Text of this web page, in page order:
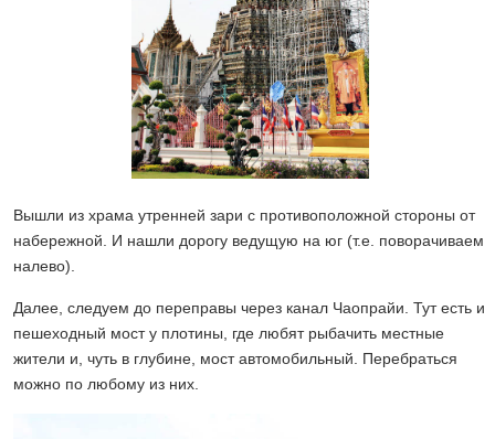
Вышли из храма утренней зари с противоположной стороны от
набережной. И нашли дорогу ведущую на юг (т.е. поворачиваем
налево).
Далее, следуем до переправы через канал Чаопрайи. Тут есть и
пешеходный мост у плотины, где любят рыбачить местные
жители и, чуть в глубине, мост автомобильный. Перебраться
можно по любому из них.